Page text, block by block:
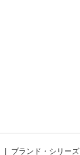
ブランド・シリーズ